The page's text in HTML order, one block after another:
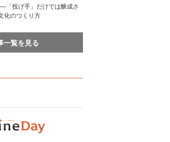
投げ手」だけでは醸成さ
化のつくり方
一覧を見る